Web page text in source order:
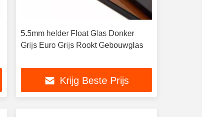
5.5mm helder Float Glas Donker
Grijs Euro Grijs Rookt Gebouwglas
Krijg Beste Prijs